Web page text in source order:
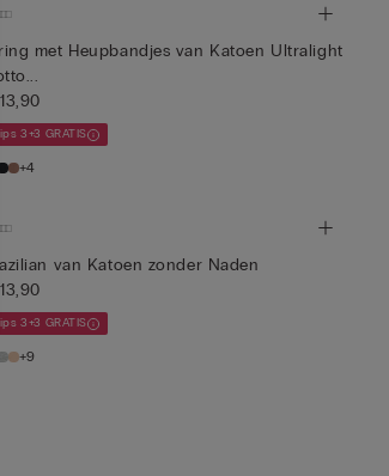
met Heupbandjes van Katoen Ultralight
3+3 GRATIS
+4
van Katoen zonder Naden
3+3 GRATIS
+9